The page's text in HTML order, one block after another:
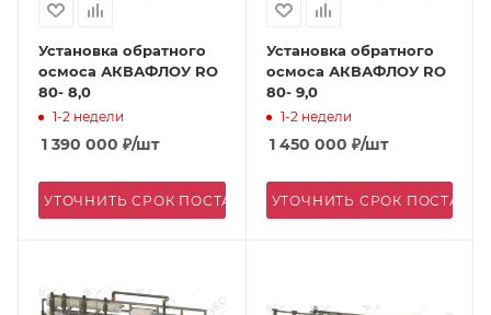
Установка обратного
осмоса АКВАФЛОУ RO
80- 8,0
1-2 недели
1 390 000 ₽/шт
УТОЧНИТЬ СРОК ПОСТАВКИ
Установка обратного
осмоса АКВАФЛОУ RO
80- 9,0
1-2 недели
1 450 000 ₽/шт
УТОЧНИТЬ СРОК